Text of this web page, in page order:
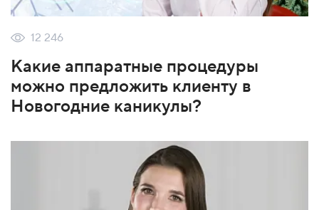
12 246
Какие аппаратные процедуры
можно предложить клиенту в
Новогодние каникулы?